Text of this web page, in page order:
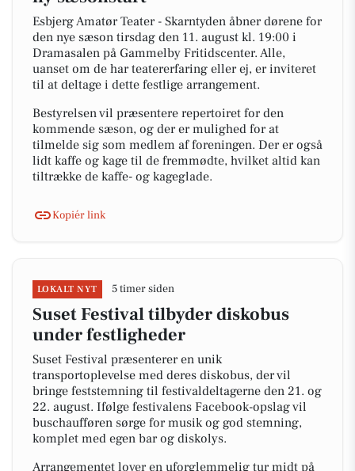
Esbjerg Amatør Teater - Skarntyden åbner dørene for
den nye sæson tirsdag den 11. august kl. 19:00 i
Dramasalen på Gammelby Fritidscenter. Alle,
uanset om de har teatererfaring eller ej, er inviteret
til at deltage i dette festlige arrangement.
Bestyrelsen vil præsentere repertoiret for den
kommende sæson, og der er mulighed for at
tilmelde sig som medlem af foreningen. Der er også
lidt kaffe og kage til de fremmødte, hvilket altid kan
tiltrække de kaffe- og kageglade.
Kopiér link
LOKALT NYT 5 timer siden
Suset Festival tilbyder diskobus
under festligheder
Suset Festival præsenterer en unik
transportoplevelse med deres diskobus, der vil
bringe feststemning til festivaldeltagerne den 21. og
22. august. Ifølge festivalens Facebook-opslag vil
buschaufføren sørge for musik og god stemning,
komplet med egen bar og diskolys.
Arrangementet lover en uforglemmelig tur midt på